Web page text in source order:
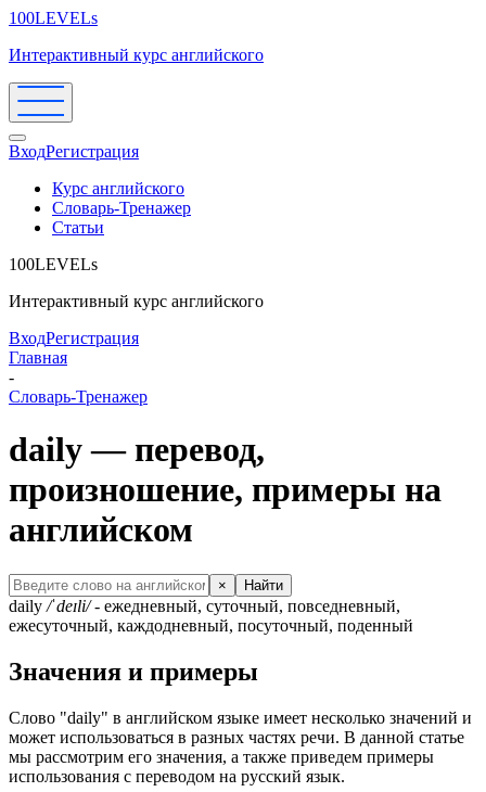
100LEVELs
Интерактивный курс английского
ВходРегистрация
Курс английского
Словарь-Тренажер
Статьи
100LEVELs
Интерактивный курс английского
ВходРегистрация
Главная
-
Словарь-Тренажер
daily — перевод,
произношение, примеры на
английском
× Найти
daily /ˈdeɪli/- ежедневный, суточный, повседневный,
ежесуточный, каждодневный, посуточный, поденный
Значения и примеры
Слово "daily" в английском языке имеет несколько значений и
может использоваться в разных частях речи. В данной статье
мы рассмотрим его значения, а также приведем примеры
использования с переводом на русский язык.